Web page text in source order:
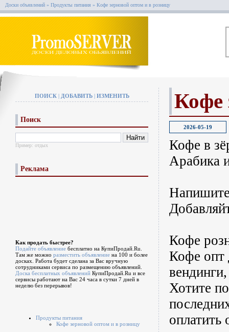
Доски объявлений » Продукты питания » Кофе зерновой оптом и в розницу
ПОИСК| ДОБАВИТЬ| ИЗМЕНИТЬ
Поиск
Пример: отдых
Реклама
Как продать быстрее?
Подайте объявление бесплатно на КупиПродай.Ru.
Там же можно разместить объявление на 100 и более
досках. Работа будет сделана за Вас вручную
сотрудниками сервиса по размещению объявлений.
Доска бесплатных объявлений КупиПродай.Ru и все
сервисы работают на Вас 24 часа в сутки 7 дней в
неделю без перерывов!
Продукты питания
Кофе зерновой оптом и в розницу
Кофе
2026-05-19
Кофе в
Арабика
Кофе
Кофе опт
Хотите
оплатить